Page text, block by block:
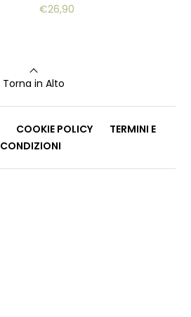
€26,90
Torna in Alto
COOKIE POLICY
TERMINI E
CONDIZIONI